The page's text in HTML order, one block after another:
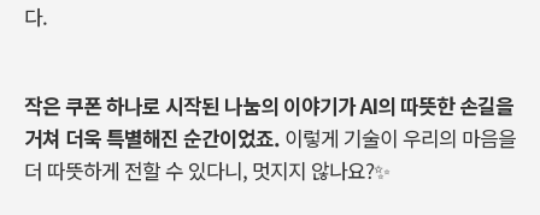
다.
작은 쿠폰 하나로 시작된 나눔의 이야기가AI의 따뜻한 손길을
거쳐 더욱 특별해진 순간이었죠. 이렇게 기술이 우리의 마음을
더 따뜻하게 전할 수 있다니, 멋지지 않나요?✨